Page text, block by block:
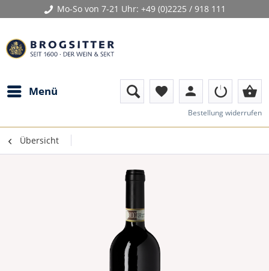
Mo-So von 7-21 Uhr: +49 (0)2225 / 918 111
Menü favorite person shopping_basket
Bestellung widerrufen
Übersicht